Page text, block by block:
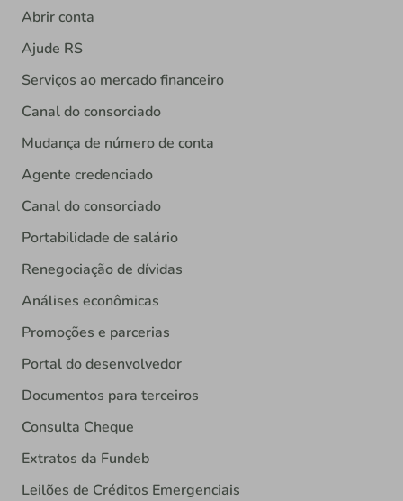
Abrir conta
Ajude RS
Serviços ao mercado financeiro
Canal do consorciado
Mudança de número de conta
Agente credenciado
Canal do consorciado
Portabilidade de salário
Renegociação de dívidas
Análises econômicas
Promoções e parcerias
Portal do desenvolvedor
Documentos para terceiros
Consulta Cheque
Extratos da Fundeb
Leilões de Créditos Emergenciais